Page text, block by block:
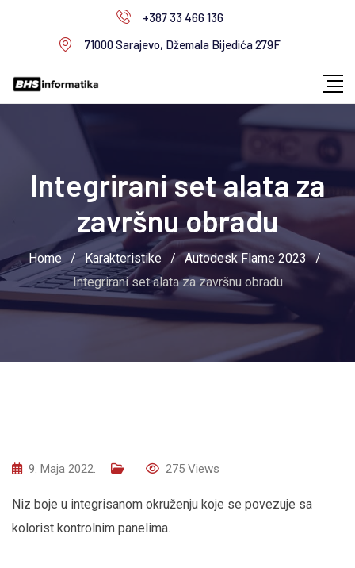
+387 33 466 136
71000 Sarajevo, Džemala Bijedića 279F
Integrirani set alata za
završnu obradu
Home / Karakteristike / Autodesk Flame 2023 /
Integrirani set alata za završnu obradu
9. Maja 2022. 275 Views
Niz boje u integrisanom okruženju koje se povezuje sa
kolorist kontrolnim panelima.